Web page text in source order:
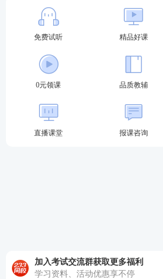
中国人事考试网报名系统升级更
填写都变了。
登录后的界面，新增了“账号信
骤”的相关提示。
免费试听 精品好课
0元领课 品质教辅
直播课堂 报课咨询
加入考试交流群获取更多福利
学习资料、活动优惠享不停